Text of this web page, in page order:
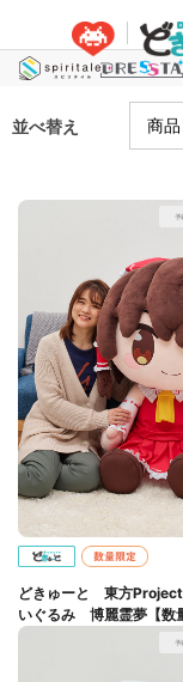
並べ替え
どきゅーと 東方
いぐるみ 博麗霊夢【数